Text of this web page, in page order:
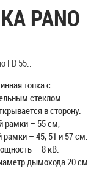
PANO
FD 55..
топка с
стеклом.
в сторону.
рамки – 55 см,
рамки – 45, 51 и 57 см.
— 8 кВ.
дымохода 20 см.